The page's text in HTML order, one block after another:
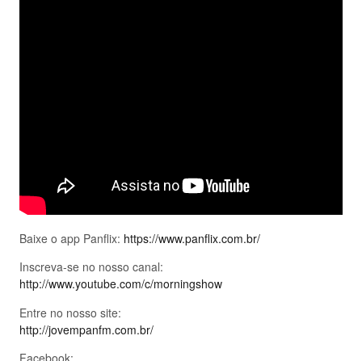
Baixe o app Panflix: https://www.panflix.com.br/
Inscreva-se no nosso canal:
http://www.youtube.com/c/morningshow
Entre no nosso site:
http://jovempanfm.com.br/